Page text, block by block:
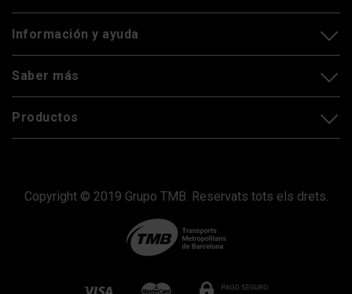
Información y ayuda
Saber más
Productos
Copyright © 2019 Grupo TMB. Reservats tots els drets.